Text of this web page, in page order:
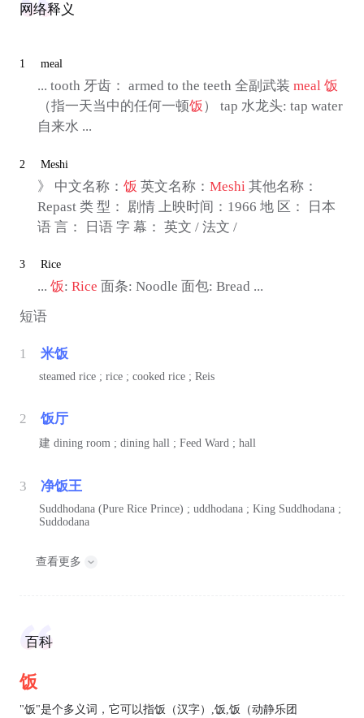
网络释义
1 meal
... tooth 牙齿： armed to the teeth 全副武装 meal 饭
（指一天当中的任何一顿饭 ） tap 水龙头: tap water
自来水 ...
2 Meshi
》 中文名称： 饭 英文名称： Meshi 其他名称：
Repast 类 型： 剧情 上映时间：1966 地 区： 日本
语 言： 日语 字 幕： 英文 / 法文 /
3 Rice
... 饭: Rice 面条: Noodle 面包: Bread ...
短语
1 米饭
steamed rice ; rice ; cooked rice ; Reis
2 饭厅
建 dining room ; dining hall ; Feed Ward ; hall
3 净饭王
Suddhodana (Pure Rice Prince) ; uddhodana ; King Suddhodana ;
Suddodana
查看更多
百科
饭
"饭"是个多义词，它可以指饭（汉字）,饭,饭（动静乐团